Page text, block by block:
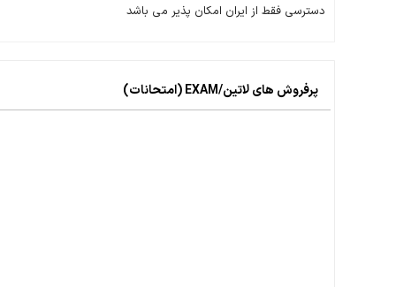
دسترسی فقط از ایران امکان پذیر می باشد
پرفروش های لاتین/EXAM (امتحانات)